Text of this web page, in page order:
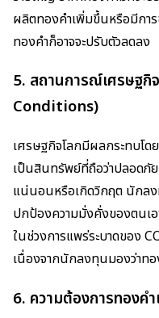
ผลิตทองคำเพิ่มขึ้นหรือมีการ
ทองคำก็อาจจะปรับตัวลดลง
5. สถานการณ์เศรษฐ
Conditions)
เศรษฐกิจโลกมีผลกระทบโด
เป็นสินทรัพย์ที่ถือว่าปลอดภั
แน่นอนหรือเกิดวิกฤต นักล
ปกป้องความมั่งคั่งของตนเ
ในช่วงการแพร่ระบาดของ
เนื่องจากนักลงทุนมองว่าท
6. ความต้องการทองค